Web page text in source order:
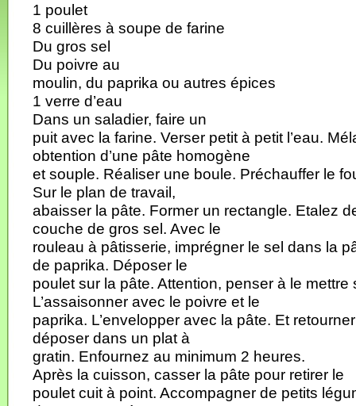
1 poulet
8 cuillères à soupe de farine
Du gros sel
Du poivre au
moulin, du paprika ou autres épices
1 verre d’eau
Dans un saladier, faire un
puit avec la farine. Verser petit à petit l’eau.
obtention d’une pâte homogène
et souple. Réaliser une boule. Préchauffer le
Sur le plan de travail,
abaisser la pâte. Former un rectangle. Etalez
couche de gros sel. Avec le
rouleau à pâtisserie, imprégner le sel dans la
de paprika. Déposer le
poulet sur la pâte. Attention, penser à le mettre
L’assaisonner avec le poivre et le
paprika. L’envelopper avec la pâte. Et
déposer dans un plat à
gratin. Enfournez au minimum 2 heures.
Après la cuisson, casser la pâte pour retirer le
poulet cuit à point. Accompagner de petits